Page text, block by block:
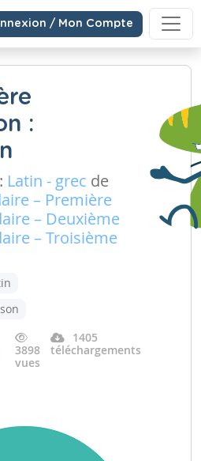
/ Mon Compte
:
Latin - grec de
– Première
– Deuxième
– Troisième
3898
vues
1405
téléchargements